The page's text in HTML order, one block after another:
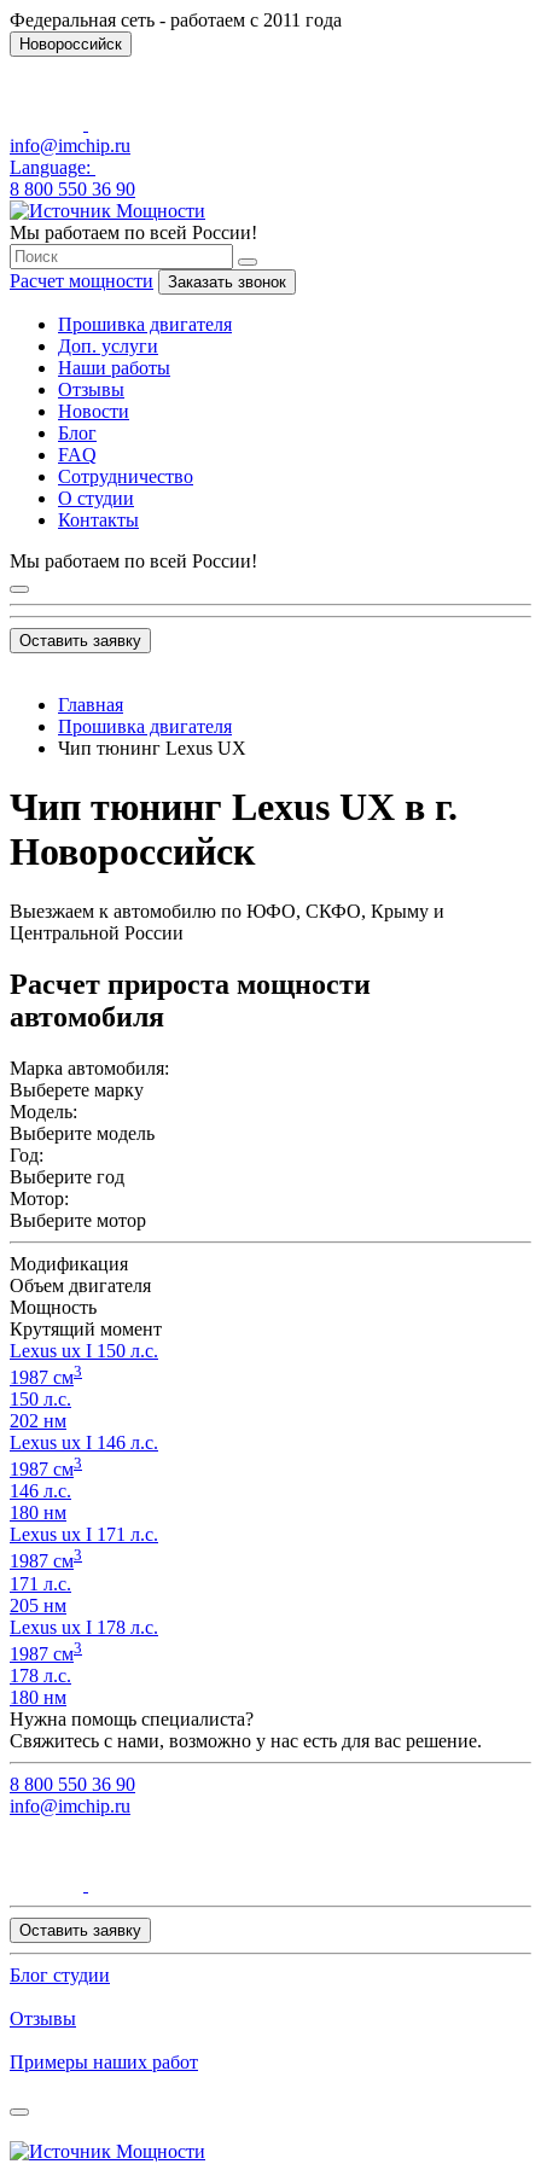
Федеральная сеть - работаем с 2011 года
Новороссийск
info@imchip.ru
Language:
8 800 550 36 90
Мы работаем по всей России!
Расчет мощности Заказать звонок
Прошивка двигателя
Доп. услуги
Наши работы
Отзывы
Новости
Блог
FAQ
Сотрудничество
О студии
Контакты
Мы работаем по всей России!
Оставить заявку
Главная
Прошивка двигателя
Чип тюнинг Lexus UX
Чип тюнинг Lexus UX в г.
Новороссийск
Выезжаем к автомобилю по ЮФО, СКФО, Крыму и
Центральной России
Расчет прироста мощности
автомобиля
Марка автомобиля:
Выберете марку
Модель:
Выберите модель
Год:
Выберите год
Мотор:
Выберите мотор
Модификация
Объем двигателя
Мощность
Крутящий момент
Lexus ux I 150 л.с.
1987 см3
150 л.с.
202 нм
Lexus ux I 146 л.с.
1987 см3
146 л.с.
180 нм
Lexus ux I 171 л.с.
1987 см3
171 л.с.
205 нм
Lexus ux I 178 л.с.
1987 см3
178 л.с.
180 нм
Нужна помощь специалиста?
Свяжитесь с нами, возможно у нас есть для вас решение.
8 800 550 36 90
info@imchip.ru
Оставить заявку
Блог студии
Отзывы
Примеры наших работ